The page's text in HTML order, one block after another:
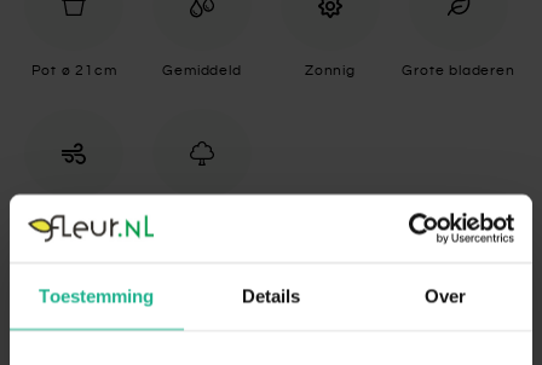
Toestemming Details Over
Pot ø 21cm Gemiddeld Zonnig Grote bladeren
Luchtzuiverend